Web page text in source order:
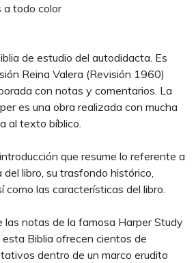
a todo color
de estudio del autodidacta. Es
Reina Valera (Revisión 1960)
con notas y comentarios. La
es una obra realizada con mucha
al texto bíblico.
que resume lo referente a
libro, su trasfondo histórico,
como las características del libro.
las notas de la famosa Harper Study
Biblia ofrecen cientos de
dentro de un marco erudito